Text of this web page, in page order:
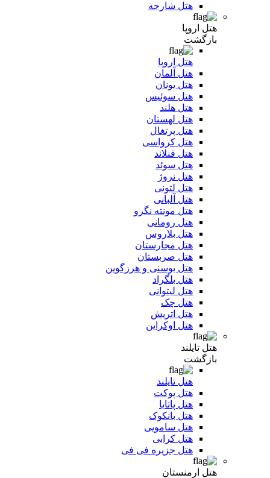
هتل شارجه
هتل اروپا
بازگشت
هتل اروپا
هتل آلمان
هتل یونان
هتل سوئیس
هتل هلند
هتل لهستان
هتل پرتغال
هتل کرواسی
هتل فنلاند
هتل سوئد
هتل نروژ
هتل لتونی
هتل آلبانی
هتل مونته نگرو
هتل رومانی
هتل بلاروس
هتل مجارستان
هتل صربستان
هتل بوسنی و هرزگوین
هتل بلگراد
هتل لیتوانی
هتل چک
هتل اتریش
هتل اوکراین
هتل تایلند
بازگشت
هتل تایلند
هتل پوکت
هتل پاتایا
هتل بانکوک
هتل سامویی
هتل کرابی
هتل جزیره فی فی
هتل ارمنستان